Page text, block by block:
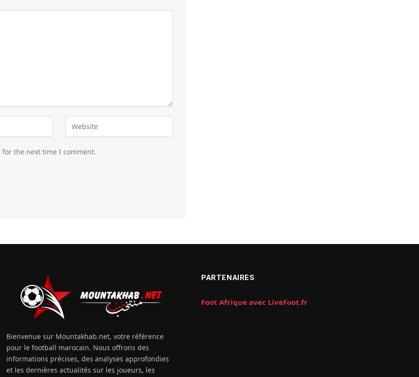
the next time I comment.
Bienvenue sur Mountakhab.net, votre référence
pour le football marocain. Nous offrons des
informations précises, des analyses approfondies
et les dernières actualités sur les joueurs, les
PARTENAIRES
Foot Afrique avec LiveFoot.fr